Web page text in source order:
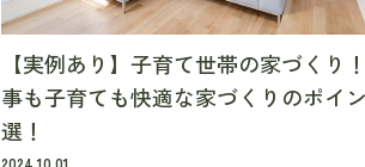
【実例あり】子育て世帯の家づくり
事も子育ても快適な家づくりのポイ
選！
2024.10.01